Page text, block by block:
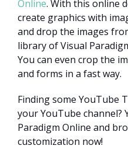
Online. With this online
create graphics with
and drop the images
library of Visual
You can even crop the
and forms in a fast way.
Finding some YouTube
your YouTube channel?
Paradigm Online and
customization now!